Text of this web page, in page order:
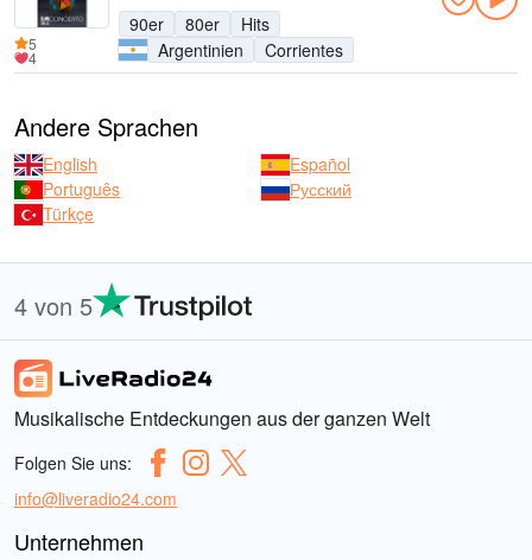
90er
80er
Hits
Argentinien
Corrientes
5
4
Andere Sprachen
English
Español
Português
Русский
Türkçe
4 von 5
Musikalische Entdeckungen aus der ganzen Welt
Folgen Sie uns:
info@liveradio24.com
Unternehmen